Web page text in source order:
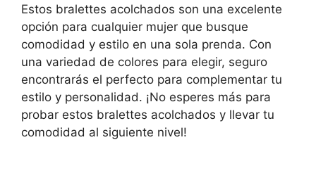
Estos bralettes acolchados son una excelente
opción para cualquier mujer que busque
comodidad y estilo en una sola prenda. Con
una variedad de colores para elegir, seguro
encontrarás el perfecto para complementar tu
estilo y personalidad. ¡No esperes más para
probar estos bralettes acolchados y llevar tu
comodidad al siguiente nivel!